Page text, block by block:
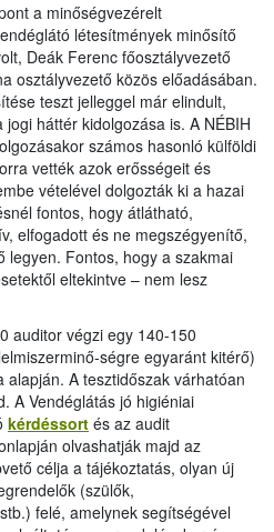
a minőségvezérelt
létesítmények minősítő
Deák Ferenc főosztályvezető
osztályvezető közös előadásában.
teszt jelleggel már elindult,
háttér kidolgozása is. A NÉBIH
számos hasonló külföldi
vették azok erősségeit és
vételével dolgozták ki a hazai
fontos, hogy átlátható,
elfogadott és ne megszégyenítő,
legyen. Fontos, hogy a szakmai
eltekintve – nem lesz
auditor végzi egy 140-150
ségre egyaránt kitérő)
alapján. A tesztidőszak várhatóan
A Vendéglátás jó higiéniai
kérdéssort és az audit
olvashatják majd az
célja a tájékoztatás, olyan új
(szülők,
felé, amelynek segítségével